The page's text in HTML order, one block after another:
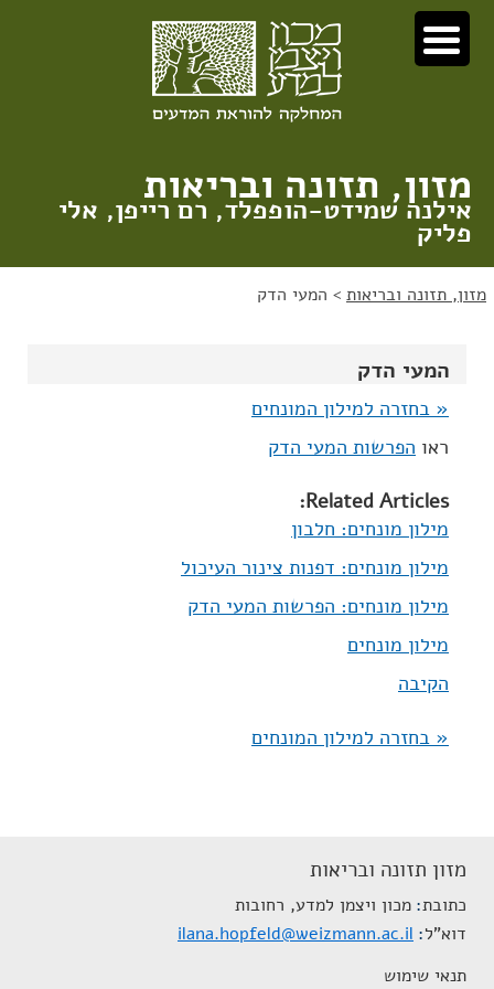
דלג
לתוכן
דלג
לניווט
מזון, תזונה ובריאות
אילנה שמידט-הופפלד, רם רייפן, אלי
פליק
מזון, תזונה ובריאות > המעי הדק
המעי הדק
« בחזרה למילון המונחים
ראו הפרשות המעי הדק
Related Articles:
מילון מונחים: חלבון
מילון מונחים: דפנות צינור העיכול
מילון מונחים: הפרשות המעי הדק
מילון מונחים
הקיבה
« בחזרה למילון המונחים
מזון תזונה ובריאות
כתובת מכון ויצמן למדע, רחובות
דוא"ל ilana.hopfeld@weizmann.ac.il
תנאי שימוש